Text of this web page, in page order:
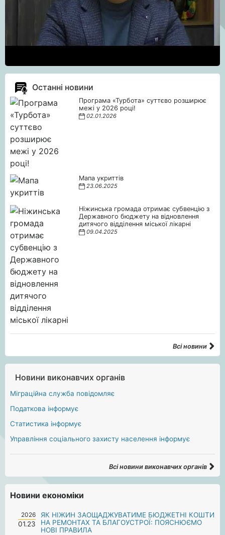
Останні новини
Програма «Турбота» суттєво розширює
межі у 2026 році!
02.01.2026
Мапа укриттів
23.06.2025
Ніжинська громада отримає субвенцію з
Державного бюджету на відновлення
дитячого відділення міської лікарні
09.04.2025
Всі новини
Новини виконавчих органів
Міграційна служба повідомляє
Податкова інформує
Статистика інформує
Управління соціального захисту населення інформує
Всі новини виконавчих органів
Новини економіки
2026
01.23
ЯК НІЖИН ЗАОЩАДЖУВАТИМЕ БЮДЖЕТНІ КОШТИ
НА РЕМОНТАХ ТА БЛАГОУСТРОЇ: ПОЯСНЮЄМО
НОВІ ПРАВИЛА